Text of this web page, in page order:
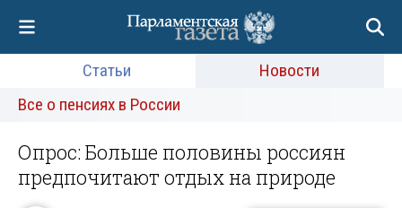
Статьи
Новости
Все о пенсиях в России
Опрос: Больше половины россиян
предпочитают отдых на природе